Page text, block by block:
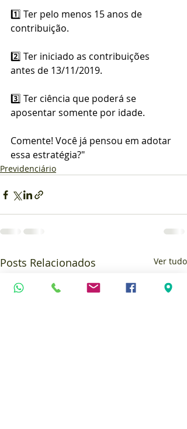
1️⃣ Ter pelo menos 15 anos de
contribuição.
2️⃣ Ter iniciado as contribuições
antes de 13/11/2019.
3️⃣ Ter ciência que poderá se
aposentar somente por idade.
Comente! Você já pensou em adotar
essa estratégia?"
Previdenciário
Posts Relacionados Ver tudo